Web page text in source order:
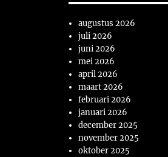
augustus 2026
juli 2026
juni 2026
mei 2026
april 2026
maart 2026
februari 2026
januari 2026
december 2025
november 2025
oktober 2025